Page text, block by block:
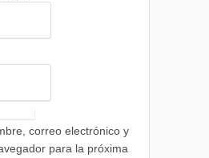
correo electrónico y
para la próxima